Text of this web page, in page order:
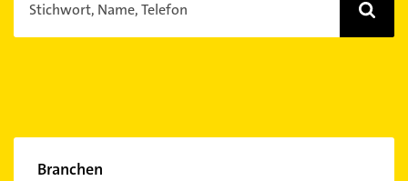
Stichwort, Name, Telefon
Branchen